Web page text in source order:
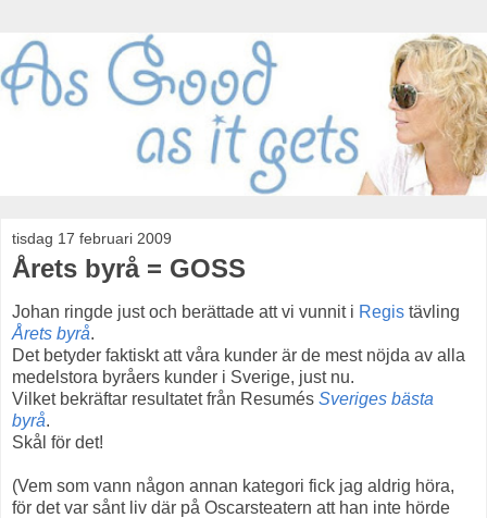
tisdag 17 februari 2009
Årets byrå = GOSS
Johan ringde just och berättade att vi vunnit i Regis tävling
Årets byrå.
Det betyder faktiskt att våra kunder är de mest nöjda av alla
medelstora byråers kunder i Sverige, just nu.
Vilket bekräftar resultatet från Resumés Sveriges bästa
byrå.
Skål för det!
(Vem som vann någon annan kategori fick jag aldrig höra,
för det var sånt liv där på Oscarsteatern att han inte hörde